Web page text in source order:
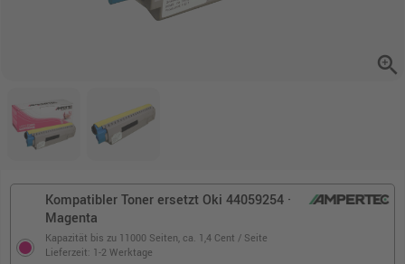
zoom_in
Kompatibler Toner ersetzt Oki 44059254 ·
Magenta
Kapazität bis zu 11000 Seiten, ca. 1,4 Cent / Seite
Lieferzeit: 1-2 Werktage